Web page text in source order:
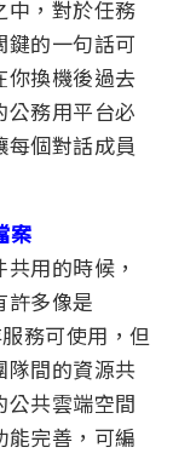
中，對於任務
的一句話可
你換機後過去
公務用平台必
個對話成員
案
用的時候，
許多像是
務可使用，但
隊間的資源共
公共雲端空間
能完善，可編